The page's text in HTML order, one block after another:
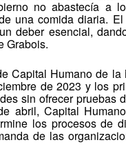
no abastecía a
una comida diaria.
deber esencial,
Grabois.
Capital Humano de la
de 2023 y los
sin ofrecer pruebas
abril, Capital
los procesos de
de las